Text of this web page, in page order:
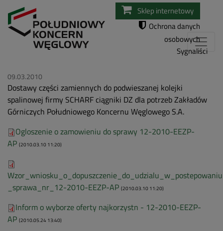
Przejdź
do
Sklep internetowy
Ochrona danych
osobowych
Sygnaliści
09.03.2010
Dostawy części zamiennych do podwieszanej kolejki
spalinowej firmy SCHARF ciągniki DZ dla potrzeb Zakładów
Górniczych Południowego Koncernu Węglowego S.A.
Ogloszenie o zamowieniu do sprawy 12-2010-EEZP-
AP (2010.03.10 11:20)
_sprawa_nr_12-2010-EEZP-AP (2010.03.10 11:20)
Inform o wyborze oferty najkorzystn - 12-2010-EEZP-
AP (2010.05.24 13:40)